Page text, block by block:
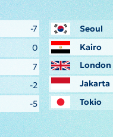
-7
0
7
-2
-5
Seoul
Kairo
London
Jakarta
Tokio